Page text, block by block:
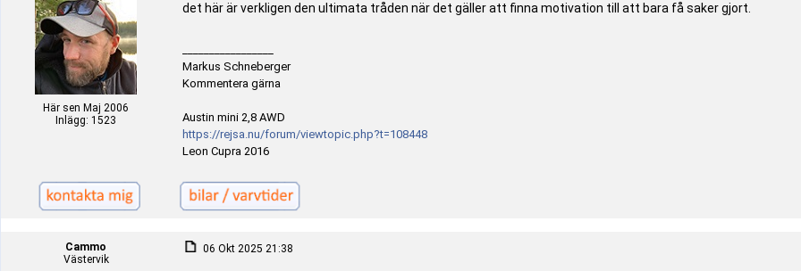
Här sen Maj 2006
Inlägg: 1523
det här är verkligen den ultimata tråden när det gäller att finna motivation till att bara få saker gjort.
Markus Schneberger
Kommentera gärna
Austin mini 2,8 AWD
https://rejsa.nu/forum/viewtopic.php?t=108448
Leon Cupra 2016
Cammo
Västervik
06 Okt 2025 21:38